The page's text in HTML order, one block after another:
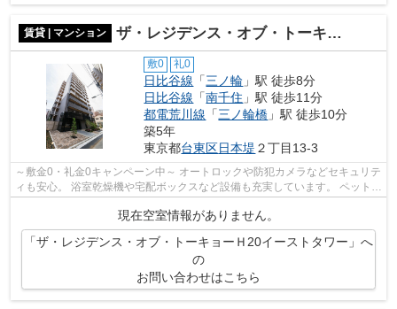
賃貸 | マンション ザ・レジデンス・オブ・トーキョーＨ20イーストタワー
敷0 礼0
日比谷線 「三ノ輪 」駅 徒歩8分
日比谷線 「南千住 」駅 徒歩11分
都電荒川線 「三ノ輪橋 」駅 徒歩10分
築5年
東京都台東区日本堤 ２丁目13-3
～敷金0・礼金0キャンペーン中～ オートロックや防犯カメラなどセキュリテ
ィも安心。 浴室乾燥機や宅配ボックスなど設備も充実しています。 ペット相
談可能。
現在空室情報がありません。
「ザ・レジデンス・オブ・トーキョーＨ20イーストタワー」へ
の
お問い合わせはこちら